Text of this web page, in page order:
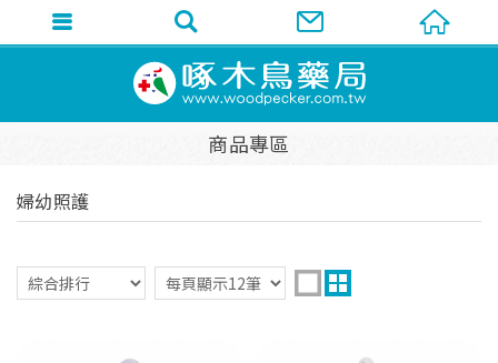
商品專區
婦幼照護